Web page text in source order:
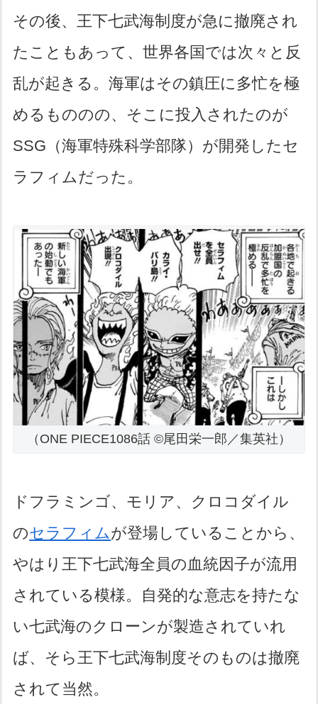
その後、王下七武海制度が急に撤廃され
たこともあって、世界各国では次々と反
乱が起きる。海軍はその鎮圧に多忙を極
めるもののの、そこに投入されたのが
SSG（海軍特殊科学部隊）が開発したセ
ラフィムだった。
（ONE PIECE1086話 ©尾田栄一郎／集英社）
ドフラミンゴ、モリア、クロコダイル
のセラフィムが登場していることから、
やはり王下七武海全員の血統因子が流用
されている模様。自発的な意志を持たな
い七武海のクローンが製造されていれ
ば、そら王下七武海制度そのものは撤廃
されて当然。